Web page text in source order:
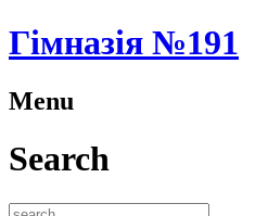
Гімназія №191
Menu
Search